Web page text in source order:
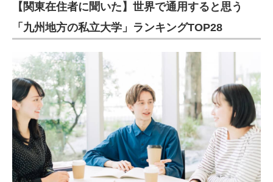
【関東在住者に聞いた】世界で通用すると思う
「九州地方の私立大学」ランキングTOP28